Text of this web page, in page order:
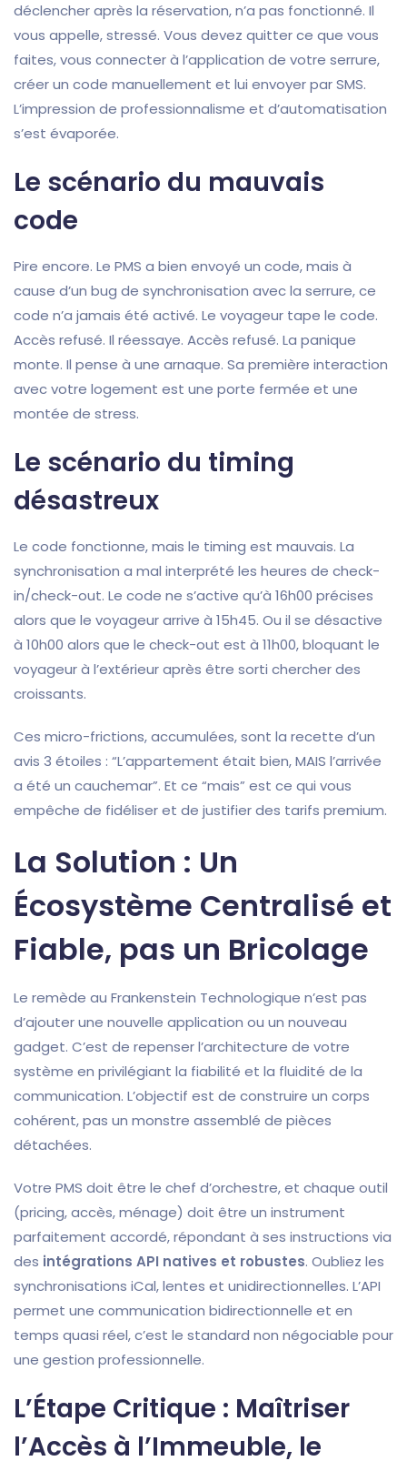
déclencher après la réservation, n’a pas fonctionné. Il
vous appelle, stressé. Vous devez quitter ce que vous
faites, vous connecter à l’application de votre serrure,
créer un code manuellement et lui envoyer par SMS.
L’impression de professionnalisme et d’automatisation
s’est évaporée.
Le scénario du mauvais
code
Pire encore. Le PMS a bien envoyé un code, mais à
cause d’un bug de synchronisation avec la serrure, ce
code n’a jamais été activé. Le voyageur tape le code.
Accès refusé. Il réessaye. Accès refusé. La panique
monte. Il pense à une arnaque. Sa première interaction
avec votre logement est une porte fermée et une
montée de stress.
Le scénario du timing
désastreux
Le code fonctionne, mais le timing est mauvais. La
synchronisation a mal interprété les heures de check-
in/check-out. Le code ne s’active qu’à 16h00 précises
alors que le voyageur arrive à 15h45. Ou il se désactive
à 10h00 alors que le check-out est à 11h00, bloquant le
voyageur à l’extérieur après être sorti chercher des
croissants.
Ces micro-frictions, accumulées, sont la recette d’un
avis 3 étoiles : “L’appartement était bien, MAIS l’arrivée
a été un cauchemar”. Et ce “mais” est ce qui vous
empêche de fidéliser et de justifier des tarifs premium.
La Solution : Un
Écosystème Centralisé et
Fiable, pas un Bricolage
Le remède au Frankenstein Technologique n’est pas
d’ajouter une nouvelle application ou un nouveau
gadget. C’est de repenser l’architecture de votre
système en privilégiant la fiabilité et la fluidité de la
communication. L’objectif est de construire un corps
cohérent, pas un monstre assemblé de pièces
détachées.
Votre PMS doit être le chef d’orchestre, et chaque outil
(pricing, accès, ménage) doit être un instrument
parfaitement accordé, répondant à ses instructions via
des intégrations API natives et robustes. Oubliez les
synchronisations iCal, lentes et unidirectionnelles. L’API
permet une communication bidirectionnelle et en
temps quasi réel, c’est le standard non négociable pour
une gestion professionnelle.
L’Étape Critique : Maîtriser
l’Accès à l’Immeuble, le